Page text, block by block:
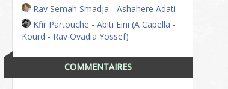
Rav Semah Smadja - Ashahere Adati
Kfir Partouche - Abiti Eini (A Capella -
Kourd - Rav Ovadia Yossef)
COMMENTAIRES